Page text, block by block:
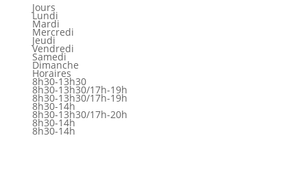
Jours
Lundi
Mardi
Mercredi
Jeudi
Vendredi
Samedi
Dimanche
Horaires
8h30-13h30
8h30-13h30/17h-19h
8h30-13h30/17h-19h
8h30-14h
8h30-13h30/17h-20h
8h30-14h
8h30-14h